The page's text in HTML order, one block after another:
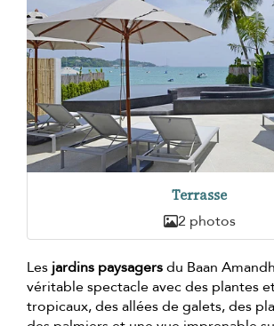
Terrasse
2 photos
Les jardins paysagersdu Baan
véritable spectacle avec des plantes
tropicaux, des allées de galets, des